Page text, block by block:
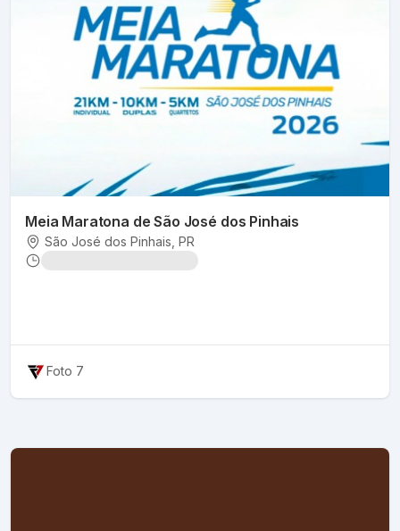
Meia Maratona de São José dos Pinhais
São José dos Pinhais , PR
Foto 7